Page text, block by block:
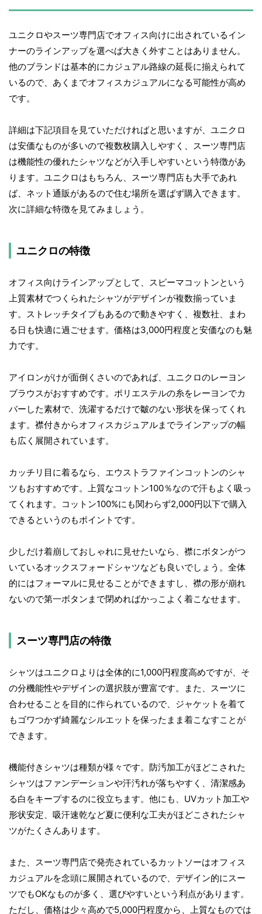
ユニクロやスーツ専門店でオフィス向けに出されているイン
ナーのラインアップを選べば大きく外すことはありません。
他のブランドは基本的にカジュアル路線の延長に揃えられて
いるので、あくまでオフィスカジュアルになる可能性が高め
です。
詳細は下記項目を見ていただければと思いますが、ユニクロ
は安価なものが多いので複数枚購入しやすく、スーツ専門店
は機能性の優れたシャツなどが入手しやすいという特徴があ
ります。ユニクロはもちろん、スーツ専門店も大手であれ
ば、ネット通販があるので住む場所を選ばず購入できます。
次に詳細な特徴を見てみましょう。
ユニクロの特徴
オフィス向けラインアップとして、スピーマコットンという
上質素材でつくられたシャツがデザインが複数揃っていま
す。ストレッチタイプもあるので動きやすく、複数社、まわ
る日も快適に過ごせます。価格は3,000円程度と安価なのも魅
力です。
アイロンがけが面倒くさいのであれば、ユニクロのレーヨン
ブラウスがおすすめです。ポリエステルの糸をレーヨンでカ
バーした素材で、洗濯するだけで皺のない形状を保ってくれ
ます。襟付きからオフィスカジュアルまでラインアップの幅
も広く展開されています。
カッチリ目に着るなら、エウストラファインコットンのシャ
ツもおすすめです。上質なコットン100％なので汗もよく吸っ
てくれます。コットン100%にも関わらず2,000円以下で購入
できるというのもポイントです。
少しだけ着崩しておしゃれに見せたいなら、襟にボタンがつ
いているオックスフォードシャツなども良いでしょう。全体
的にはフォーマルに見せることができますし、襟の形が崩れ
ないので第一ボタンまで閉めればかっこよく着こなせます。
スーツ専門店の特徴
シャツはユニクロよりは全体的に1,000円程度高めですが、そ
の分機能性やデザインの選択肢が豊富です。また、スーツに
合わせることを目的に作られているので、ジャケットを着て
もゴワつかず綺麗なシルエットを保ったまま着こなすことが
できます。
機能付きシャツは種類が様々です。防汚加工がほどこされた
シャツはファンデーションや汗汚れが落ちやすく、清潔感あ
る白をキープするのに役立ちます。他にも、UVカット加工や
形状安定、吸汗速乾など夏に便利な工夫がほどこされたシャ
ツがたくさんあります。
また、スーツ専門店で発売されているカットソーはオフィス
カジュアルを念頭に展開されているので、デザイン的にスー
ツでもOKなものが多く、選びやすいという利点があります。
ただし、価格は少々高めで5,000円程度から、上質なものでは